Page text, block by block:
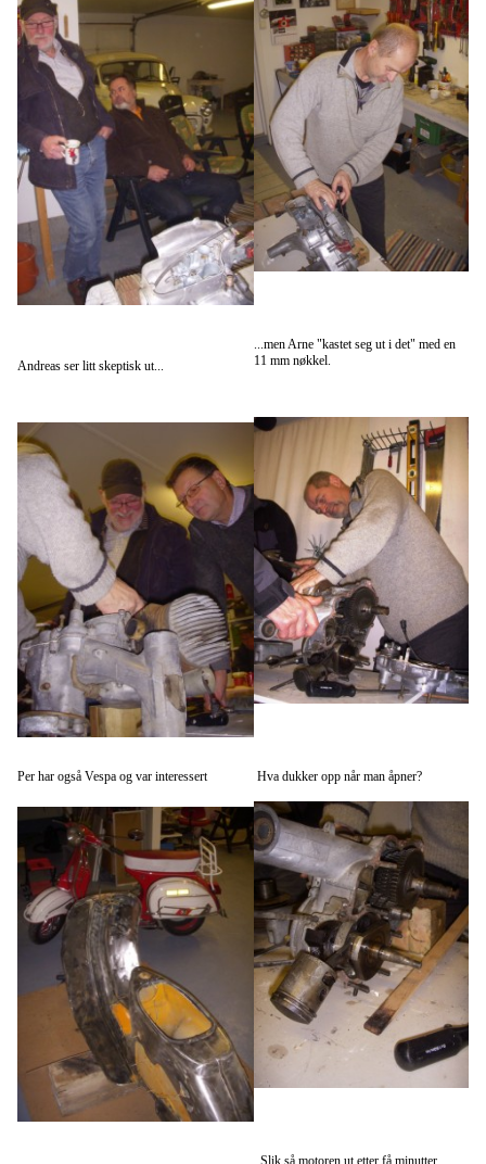
Andreas ser litt skeptisk ut...
...men Arne "kastet seg ut i det" med en
11 mm nøkkel.
Per har også Vespa og var interessert Hva dukker opp når man åpner?
Slik så motoren ut etter få minutter.